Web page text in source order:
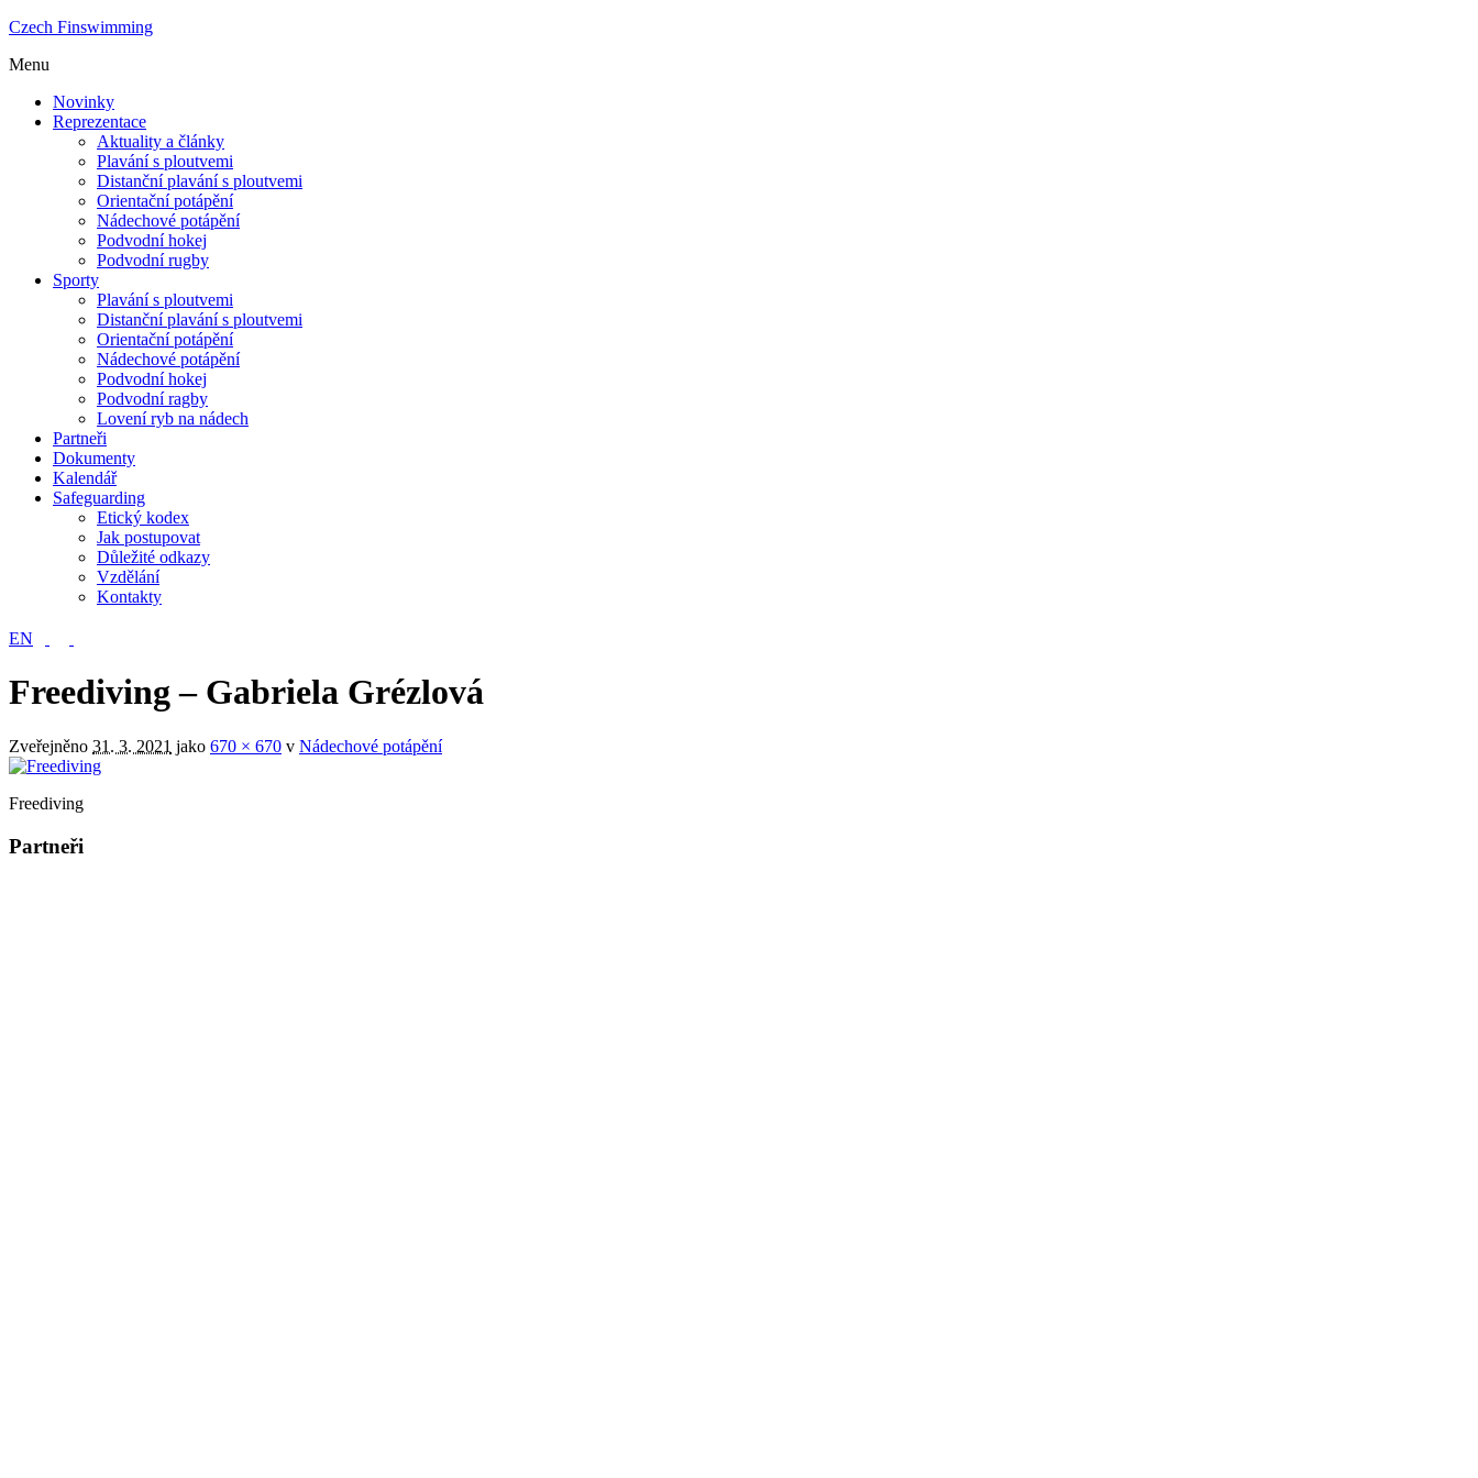
Czech Finswimming
Menu
Novinky
Reprezentace
Aktuality a články
Plavání s ploutvemi
Distanční plavání s ploutvemi
Orientační potápění
Nádechové potápění
Podvodní hokej
Podvodní rugby
Sporty
Plavání s ploutvemi
Distanční plavání s ploutvemi
Orientační potápění
Nádechové potápění
Podvodní hokej
Podvodní ragby
Lovení ryb na nádech
Partneři
Dokumenty
Kalendář
Safeguarding
Etický kodex
Jak postupovat
Důležité odkazy
Vzdělání
Kontakty
EN
Freediving – Gabriela Grézlová
Zveřejněno 31. 3. 2021 jako 670 × 670 v Nádechové potápění
Freediving
Partneři